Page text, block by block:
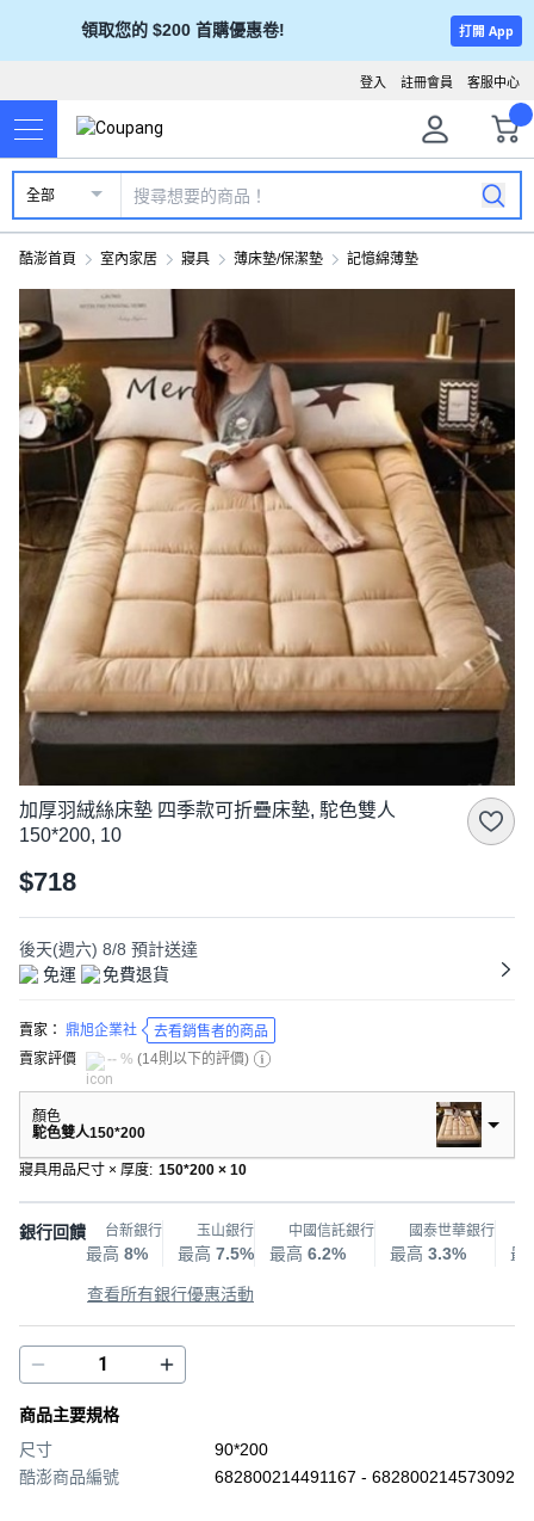
領取您的 $200 首購優惠卷! 打開 App
客服中心
註冊會員
登入
全部
酷澎首頁 室內家居 寢具 薄床墊/保潔墊 記憶綿薄墊
加厚羽絨絲床墊 四季款可折疊床墊, 駝色雙人
150*200, 10
$718
後天(週六) 8/8 預計送達
免運
免費退貨
賣家： 鼎旭企業社
去看銷售者的商品
賣家評價
-- % (14則以下的評價)
顏色
駝色雙人150*200
寢具用品尺寸 × 厚度: 150*200 × 10
銀行回饋 台新銀行
最高 8%
玉山銀行
最高 7.5%
中國信託銀行
最高 6.2%
國泰世華銀行
最高 3.3% 最
查看所有銀行優惠活動
商品主要規格
尺寸
90*200
酷澎商品編號
682800214491167 - 682800214573092